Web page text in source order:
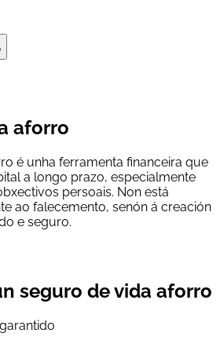
aforro
é unha ferramenta financeira que
a longo prazo, especialmente
persoais. Non está
ao falecemento, senón á creación
e seguro.
seguro de vida aforro